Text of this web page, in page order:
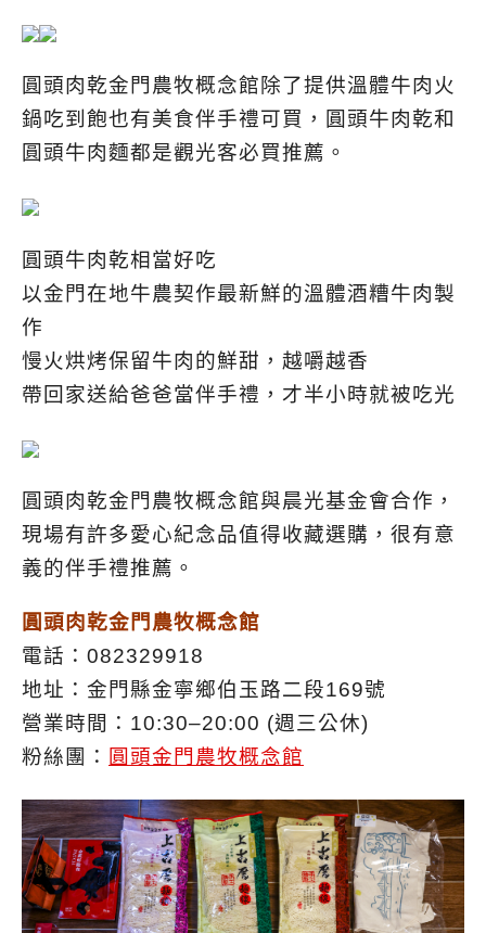
圓頭肉乾金門農牧概念館除了提供溫體牛肉火
鍋吃到飽也有美食伴手禮可買，圓頭牛肉乾和
圓頭牛肉麵都是觀光客必買推薦。
圓頭牛肉乾相當好吃
以金門在地牛農契作最新鮮的溫體酒糟牛肉製
作
慢火烘烤保留牛肉的鮮甜，越嚼越香
帶回家送給爸爸當伴手禮，才半小時就被吃光
圓頭肉乾金門農牧概念館與晨光基金會合作，
現場有許多愛心紀念品值得收藏選購，很有意
義的伴手禮推薦。
圓頭肉乾金門農牧概念館
電話：082329918
地址：金門縣金寧鄉伯玉路二段169號
營業時間：10:30–20:00 (週三公休)
粉絲團： 圓頭金門農牧概念館